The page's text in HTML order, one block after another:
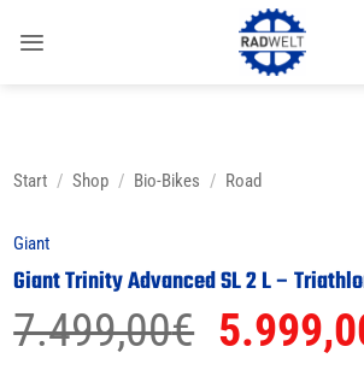
Inhalt
Start / Shop / Bio-Bikes / Road
Giant
Giant Trinity Advanced SL 2 L –
7.499,00€